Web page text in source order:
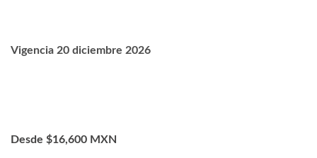
Vigencia 20 diciembre 2026
Desde $16,600 MXN